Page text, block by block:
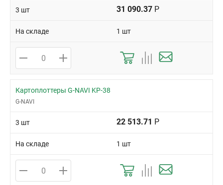
3 шт 31 090.37 Р
На складе 1 шт
Картоплоттеры G-NAVI KP-38
G-NAVI
3 шт 22 513.71 Р
На складе 1 шт